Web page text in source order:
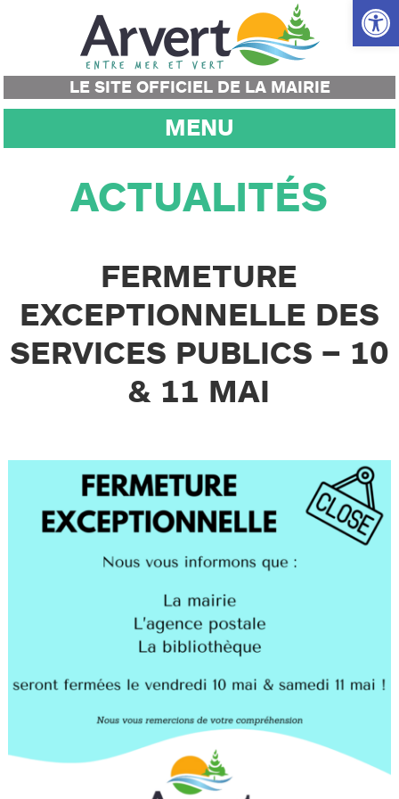
Ouvrir
LE SITE OFFICIEL DE LA MAIRIE
MENU
ACTUALITÉS
FERMETURE
EXCEPTIONNELLE DES
SERVICES PUBLICS – 10
& 11 MAI